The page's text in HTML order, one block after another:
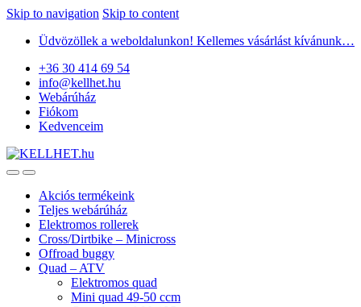
Skip to navigation Skip to content
Üdvözöllek a weboldalunkon! Kellemes vásárlást kívánunk…
+36 30 414 69 54
info@kellhet.hu
Webárúház
Fiókom
Kedvenceim
Akciós termékeink
Teljes webárúház
Elektromos rollerek
Cross/Dirtbike – Minicross
Offroad buggy
Quad – ATV
Elektromos quad
Mini quad 49-50 ccm